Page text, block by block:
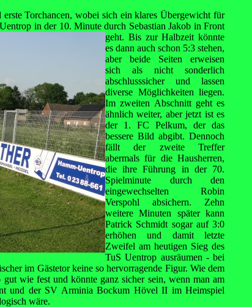
Torchancen, wobei sich ein klares Übergewicht für
in der 10. Minute durch Sebastian Jakob in Front
geht. Bis zur Halbzeit könnte
es dann auch schon 5:3 stehen,
aber beide Seiten erweisen
sich als nicht sonderlich
abschlusssicher und lassen
diverse Möglichkeiten liegen.
Im zweiten Abschnitt geht es
ähnlich weiter, aber jetzt ist es
der 1. FC Pelkum, der das
bessere Bild abgibt. Dennoch
fällt der zweite Treffer
abermals für die Hausherren,
die ihre Führung in der 70.
Spielminute durch den
eingewechselten Robin
Verspohl absichern. Zehn
weitere Minuten später kann
Patrick Schmidt sogar auf 3:0
erhöhen und damit letzte
Zweifel am heutigen Sieg des
TuS Uentrop ausräumen - bei
im Gästetor keine so hervorragende Figur. Wie dem
wie fest und könnte ganz sicher sein, wenn man am
und der SV Arminia Bockum Hövel II im Heimspiel
wäre.